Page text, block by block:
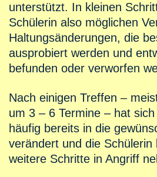
unterstützt. In kleinen
Schülerin also möglichen
Haltungsänderungen, die
ausprobiert werden und
befunden oder verworfen
Nach einigen Treffen –
um 3 – 6 Termine – hat
häufig bereits in die
verändert und die Schülerin
weitere Schritte in Angriff